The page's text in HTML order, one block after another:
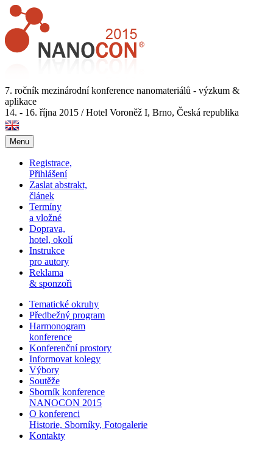
7. ročník mezinárodní konference nanomateriálů - výzkum &
aplikace
14. - 16. října 2015 /Hotel Voroněž I, Brno, Česká republika
Menu
Registrace,
Přihlášení
Zaslat abstrakt,
článek
Termíny
a vložné
Doprava,
hotel, okolí
Instrukce
pro autory
Reklama
& sponzoři
Tematické okruhy
Předbežný program
Harmonogram
konference
Konferenční prostory
Informovat kolegy
Výbory
Soutěže
Sborník konference
NANOCON 2015
O konferenci
Historie, Sborníky, Fotogalerie
Kontakty